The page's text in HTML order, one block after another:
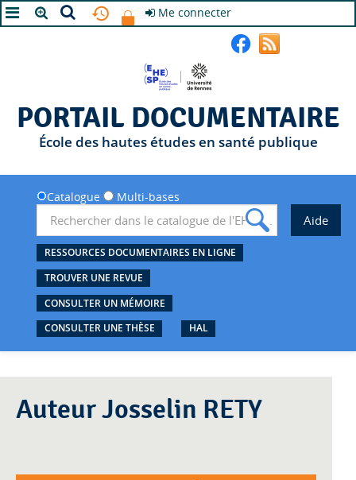
Me connecter
PORTAIL DOCUMENTAIRE
École des hautes études en santé publique
Catalogue Multi-bases
RESSOURCES DOCUMENTAIRES EN LIGNE
TROUVER UNE REVUE
CONSULTER UN MÉMOIRE
CONSULTER UNE THÈSE
HAL
Auteur Josselin RETY